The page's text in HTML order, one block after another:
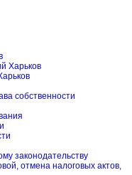
Харьков
собственности
законодательству
отмена налоговых актов,